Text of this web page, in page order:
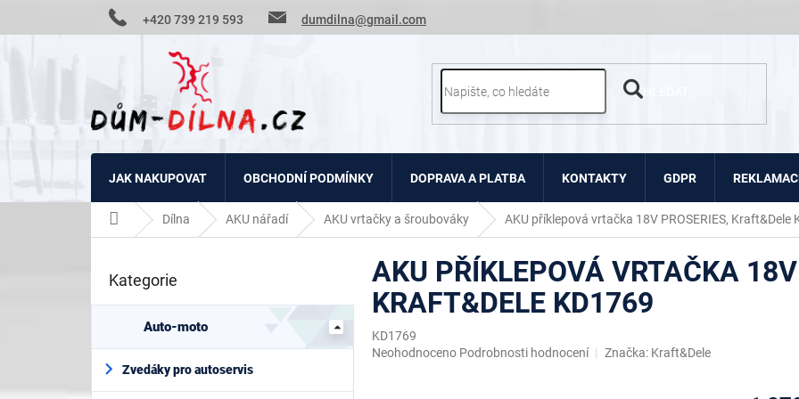
+420 739 219 593 dumdilna@gmail.com
JAK NAKUPOVAT OBCHODNÍ PODMÍNKY DOPRAVA A PLATBA KONTAKTY GDPR
Domů Dílna AKU nářadí AKU vrtačky a šroubováky AKU příklepová vrtačka 18V PROSERIES, Kraft&Dele
t
a
Přeskočit
Kategorie
Auto-moto
Zvedáky pro autoservis
AKU PŘÍKLEPOVÁ VRTAČKA
KRAFT&DELE KD1769
KD1769
Průměrné
Neohodnoceno Podrobnosti hodnocení Značka: Kraft&Dele